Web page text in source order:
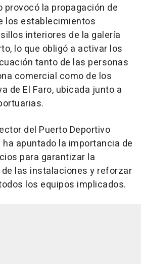
la propagación de
los establecimientos
interiores de la galería
lo que obligó a activar los
tanto de las personas
comercial como de los
de El Faro, ubicada junto a
del Puerto Deportivo
apuntado la importancia de
para garantizar la
las instalaciones y reforzar
los equipos implicados.